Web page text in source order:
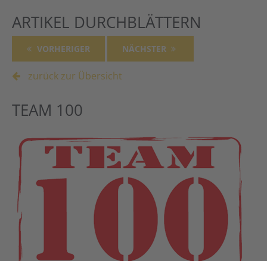
ARTIKEL DURCHBLÄTTERN
VORHERIGER NÄCHSTER
zurück zur Übersicht
TEAM 100